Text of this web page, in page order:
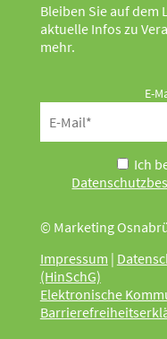
Bleiben Sie auf dem
aktuelle Infos zu
mehr.
E-
Ich
© Marketing
Impressum |
(HinSchG)
Elektronische